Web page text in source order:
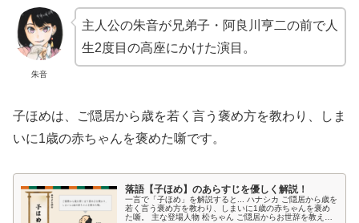
朱音
主人公の朱音が兄弟子・阿良川亨二の前で人
生2度目の高座にかけた演目。
子ほめは、ご隠居から歳を若く言う褒め方を教わり、しま
いに1歳の赤ちゃんを褒めた噺です。
落語【子ほめ】のあらすじを優しく解説！
一言で「子ほめ」を解説すると... ハナシカ ご隠居から歳を
若く言う褒め方を教わり、しまいに1歳の赤ちゃんを褒め
た噺。 主な登場人物 松ちゃん ご隠居からお世辞を教えて